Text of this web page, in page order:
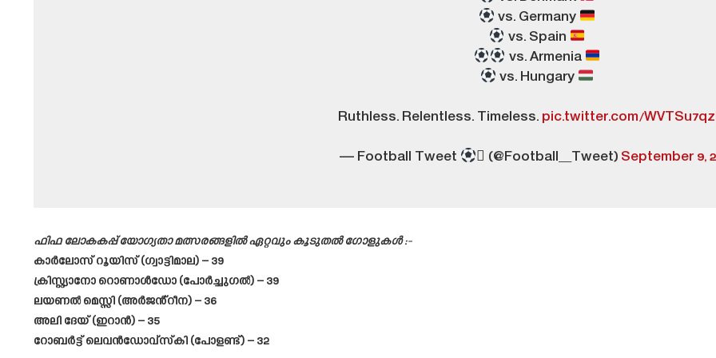
vs. Germany
vs. Spain
vs. Armenia
vs. Hungary
Ruthless. Relentless. Timeless. pic.twitter.com/
— Football Tweet  (@Football__Tweet) September 9,
ഫിഫ ലോകകപ്പ് യോഗ്യതാ മത്സരങ്ങളിൽ ഏറ്റവും കൂടുതൽ ഗോളുകൾ :-
കാർലോസ് റൂയിസ് (ഗ്വാട്ടിമാല) – 39
ക്രിസ്റ്റ്യാനോ റൊണാൾഡോ (പോർച്ചുഗൽ) – 39
ലയണൽ മെസ്സി (അർജൻ്റീന) – 36
അലി ദേയ് (ഇറാൻ) – 35
റോബർട്ട് ലെവൻഡോവ്‌സ്‌കി (പോളണ്ട്) – 32